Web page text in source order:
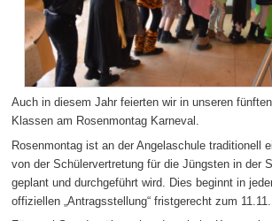
Auch in diesem Jahr feierten wir in unseren
Klassen am Rosenmontag Karneval.
Rosenmontag ist an der Angelaschule traditionell
von der Schülervertretung für die Jüngsten in der
geplant und durchgeführt wird. Dies beginnt in
offiziellen „Antragsstellung“ fristgerecht zum 11.11..